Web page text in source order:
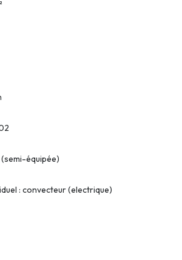
équipée)
: convecteur (electrique)